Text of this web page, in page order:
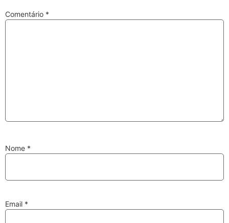
Comentário *
Nome *
Email *
Encontre o pneu correto para a sua